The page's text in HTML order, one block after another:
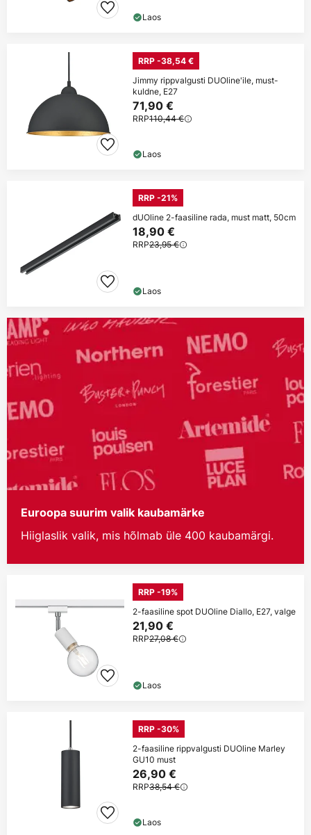
Laos
RRP -38,54 €
Jimmy rippvalgusti DUOline'ile, must-
kuldne, E27
71,90 €
RRP110,44 €
Laos
RRP -21%
dUOline 2-faasiline rada, must matt, 50cm
18,90 €
RRP23,95 €
Laos
Euroopa suurim valik kaubamärke
Hiiglaslik valik, mis hõlmab üle 400 kaubamärgi.
RRP -19%
2-faasiline spot DUOline Diallo, E27, valge
21,90 €
RRP27,08 €
Laos
RRP -30%
2-faasiline rippvalgusti DUOline Marley
GU10 must
26,90 €
RRP38,54 €
Laos